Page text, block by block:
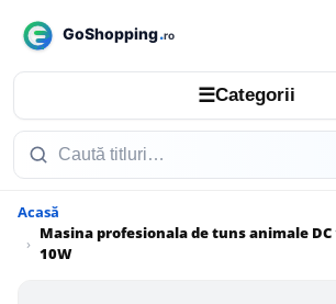
☰Categorii
Acasă
Masina profesionala de tuns animale DC
10W